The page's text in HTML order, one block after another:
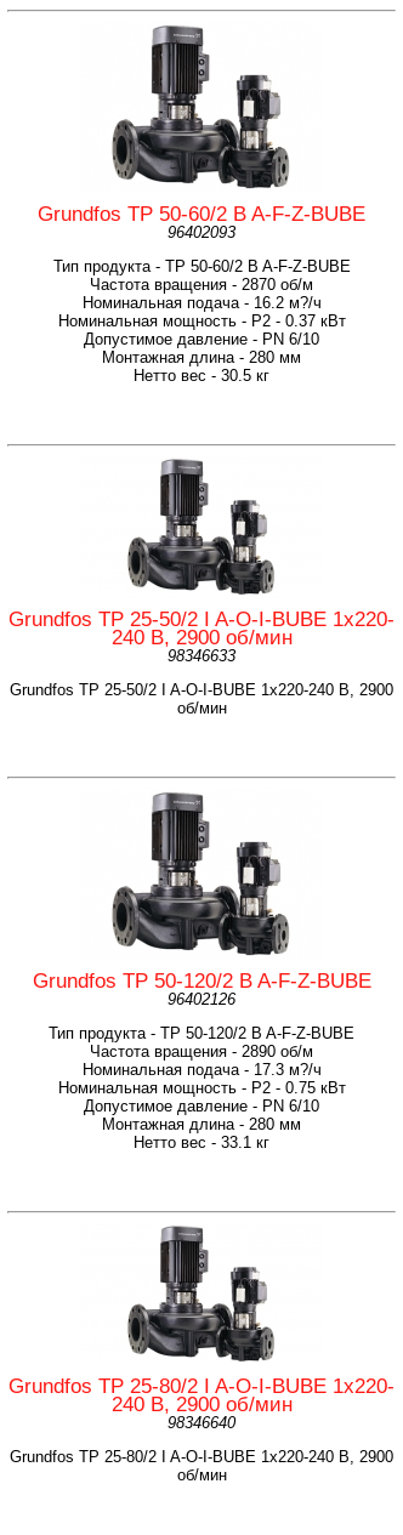
Grundfos TP 50-60/2 B A-F-Z-BUBE
96402093
Тип продукта - TP 50-60/2 B A-F-Z-BUBE
Частота вращения - 2870 об/м
Номинальная подача - 16.2 м?/ч
Номинальная мощность - P2 - 0.37 кВт
Допустимое давление - PN 6/10
Монтажная длина - 280 мм
Нетто вес - 30.5 кг
Grundfos TP 25-50/2 I A-O-I-BUBE 1x220-
240 В, 2900 об/мин
98346633
Grundfos TP 25-50/2 I A-O-I-BUBE 1x220-240 В, 2900
об/мин
Grundfos TP 50-120/2 B A-F-Z-BUBE
96402126
Тип продукта - TP 50-120/2 B A-F-Z-BUBE
Частота вращения - 2890 об/м
Номинальная подача - 17.3 м?/ч
Номинальная мощность - P2 - 0.75 кВт
Допустимое давление - PN 6/10
Монтажная длина - 280 мм
Нетто вес - 33.1 кг
Grundfos TP 25-80/2 I A-O-I-BUBE 1x220-
240 В, 2900 об/мин
98346640
Grundfos TP 25-80/2 I A-O-I-BUBE 1x220-240 В, 2900
об/мин